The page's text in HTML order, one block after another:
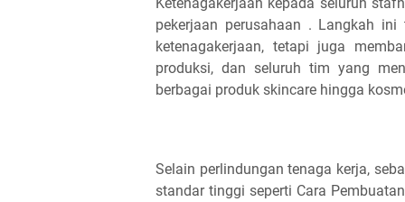
pekerjaan perusahaan . Langkah
ketenagakerjaan, tetapi juga
produksi, dan seluruh tim yang
berbagai produk skincare hingga
Selain perlindungan tenaga kerja,
standar tinggi seperti Cara